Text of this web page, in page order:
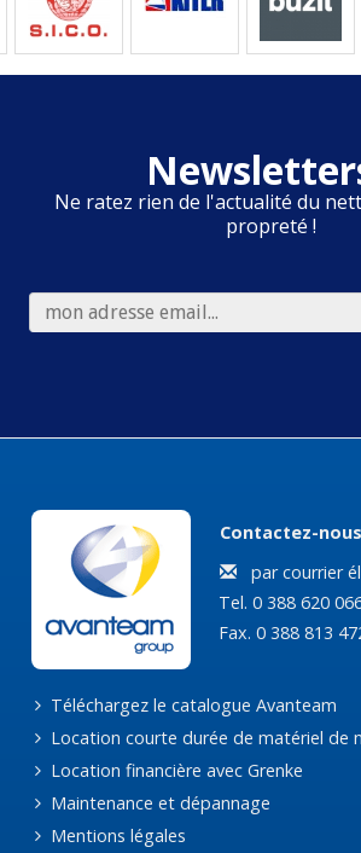
Ne ratez rien de l'actualité du
propreté !
Contactez-
par courrier
Tel. 0 388 620
Fax. 0 388 813
Téléchargez le catalogue Avanteam
Location courte durée de matériel de
Location financière avec Grenke
Maintenance et dépannage
Mentions légales